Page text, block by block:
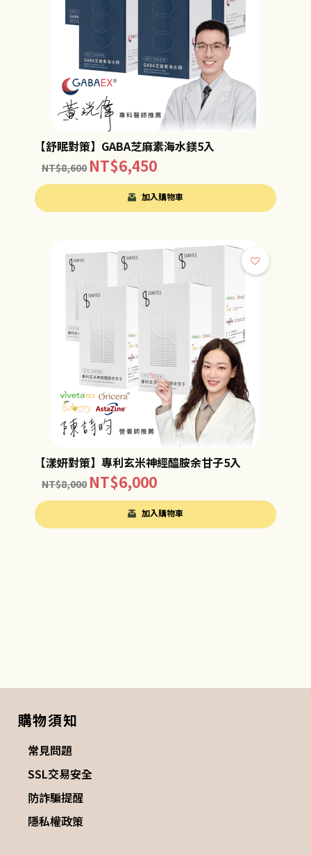
【舒眠對策】GABA芝麻素海水鎂5入
NT$8,600 NT$6,450
加入購物車
【漾妍對策】專利玄米神經醯胺余甘子5入
NT$8,000 NT$6,000
加入購物車
購物須知
常見問題
SSL交易安全
防詐騙提醒
隱私權政策